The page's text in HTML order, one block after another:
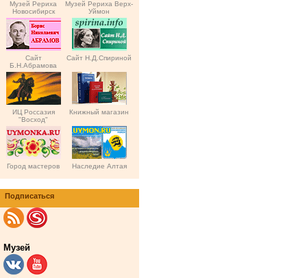
Музей Рериха
Новосибирск
Музей Рериха Верх-
Уймон
Сайт
Б.Н.Абрамова
Сайт Н.Д.Спириной
ИЦ Россазия
"Восход"
Книжный магазин
Город мастеров Наследие Алтая
Подписаться
Музей